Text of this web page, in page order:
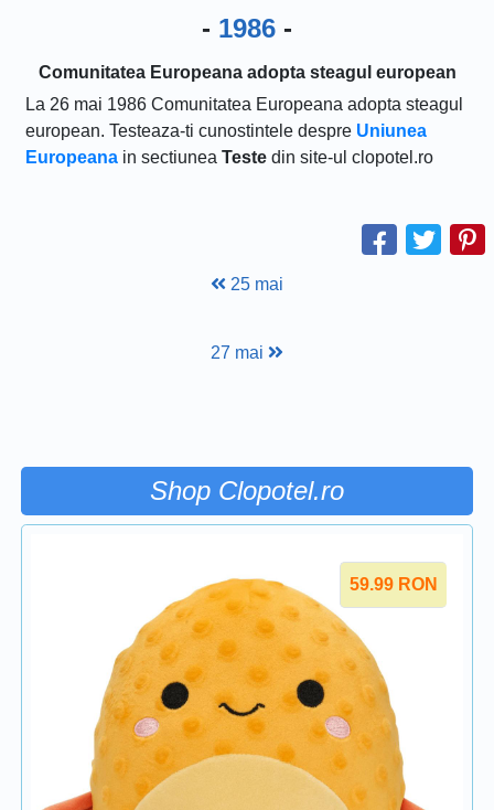
- 1986 -
Comunitatea Europeana adopta steagul european
La 26 mai 1986 Comunitatea Europeana adopta steagul
european. Testeaza-ti cunostintele despre Uniunea
Europeana in sectiunea Teste din site-ul clopotel.ro
25 mai
27 mai
Shop Clopotel.ro
59.99 RON